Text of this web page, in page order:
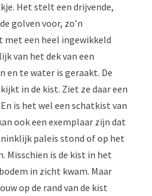
Het stelt een drijvende,
golven voor, zo’n
met een heel ingewikkeld
van het dek van een
en te water is geraakt. De
in de kist. Ziet ze daar een
is het wel een schatkist van
ook een exemplaar zijn dat
paleis stond of op het
Misschien is de kist in het
in zicht kwam. Maar
op de rand van de kist